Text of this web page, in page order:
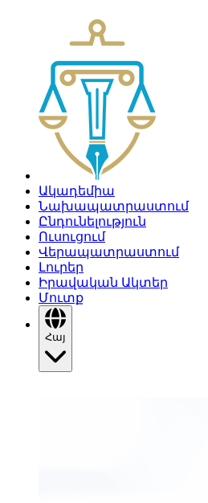
Ակադեմիա
Նախապատրաստում
Ընդունելություն
Ուսուցում
Վերապատրաստում
Լուրեր
Իրավական Ակտեր
Մուտք
Հայ